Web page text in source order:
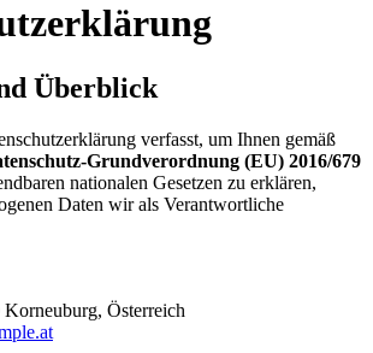
Überblick
verfasst, um Ihnen gemäß
Grundverordnung (EU) 2016/679
nationalen Gesetzen zu erklären,
Daten wir als Verantwortliche
Österreich